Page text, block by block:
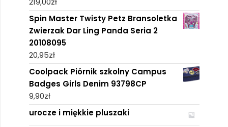
Spin Master Twisty Petz Bransoletka
Zwierzak Dar Ling Panda Seria 2
20108095
20,95zł
Coolpack Piórnik szkolny Campus
Badges Girls Denim 93798CP
9,90zł
urocze i miękkie pluszaki